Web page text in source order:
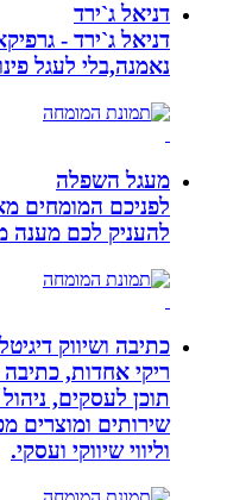
דניאל ג`ירד
דניאל ג`ירד -
נאמנה,בלי לעגל
מעגל השפלה
לפניכם המומחים
להעניק לכם מענה
כתיבה ושיווק דיגיטלי
ריקי אחדות, כתיבה
תוכן לעסקים, ניהול
שירותים ומוצרים
וליווי שיווקי ועסקי.